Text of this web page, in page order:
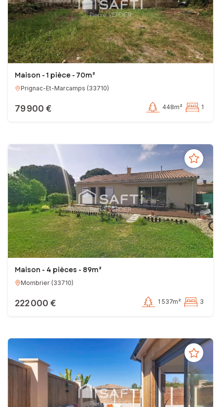
Maison - 1 pièce - 70m²
Prignac-Et-Marcamps (33710)
79 900 € 448m² 1
Maison - 4 pièces - 89m²
Mombrier (33710)
222 000 € 1 537m² 3